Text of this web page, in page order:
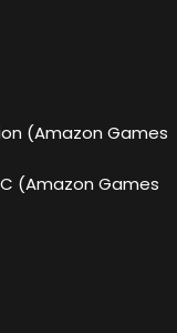
(Amazon Games
(Amazon Games